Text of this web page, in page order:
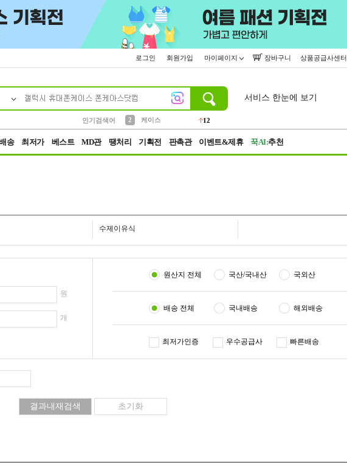
로그인 회원가입 마이페이지 장바구니 상품공급사센터
인기검색어
2
케이스
12
서비스 한눈에 보기
송 최저가 베스트 MD관 땡처리 기획전 판촉관 이벤트&제휴 꾹AI:추천
수제이유식
원
개
원산지 전체 국산/국내산 국외산
배송 전체 국내배송 해외배송
최저가인증 우수공급사 빠른배송